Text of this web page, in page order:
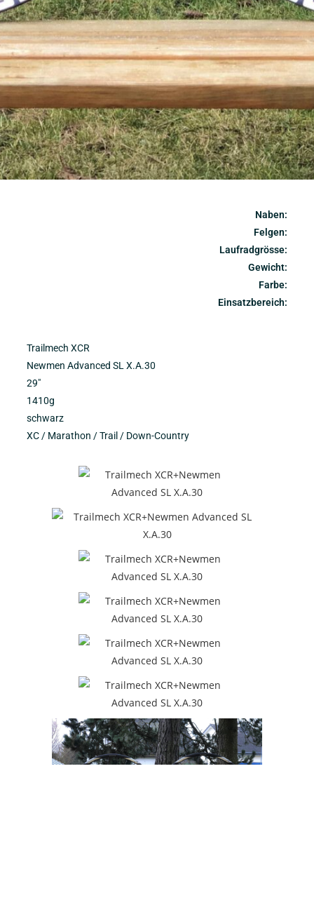
Naben:
Felgen:
Laufradgrösse:
Gewicht:
Farbe:
Einsatzbereich:
Trailmech XCR
Newmen Advanced SL X.A.30
29″
1410g
schwarz
XC / Marathon / Trail / Down-Country